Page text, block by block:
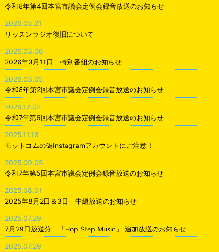
令和8年第4回本宮市議会定例会録音放送のお知らせ
2026.05.21
リッスンラジオ復旧について
2026.03.06
2026年3月11日 特別番組のお知らせ
2026.03.05
令和8年第2回本宮市議会定例会録音放送のお知らせ
2025.12.02
令和7年第6回本宮市議会定例会録音放送のお知らせ
2025.11.18
モットコムの偽Instagramアカウントにご注意！
2025.09.05
令和7年第5回本宮市議会定例会録音放送のお知らせ
2025.08.01
2025年8月2日＆3日 中継放送のお知らせ
2025.07.29
7月29日放送分 「Hop Step Music」 追加放送のお知らせ
2025.07.29